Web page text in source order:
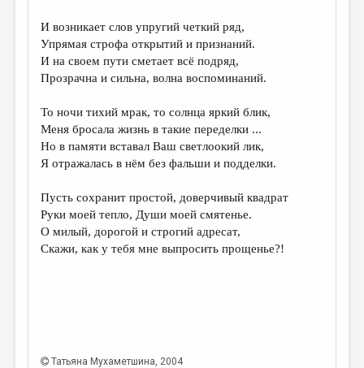
ИЗБРАННОЕ
ДАЙДЖЕСТ
ПЕРЕВОДЫ
КОНКУРСЫ
КНИЖНАЯ ПОЛКА
ОБЗОР ЛИТЕРАТУРЫ
РЕДКОЛЛЕГИЯ
И возникает слов упругий четкий ряд,
Упрямая строфа открытий и признаний.
И на своем пути сметает всё подряд,
Прозрачна и сильна, волна воспоминаний.
То ночи тихий мрак, то солнца яркий блик,
Меня бросала жизнь в такие переделки ...
Но в памяти вставал Ваш светлоокий лик,
Я отражалась в нём без фальши и подделки.
Пусть сохранит простой, доверчивый квадрат
Руки моей тепло, Души моей смятенье.
О милый, дорогой и строгий адресат,
Скажи, как у тебя мне выпросить прощенье?!
Татьяна Мухаметшина, 2004